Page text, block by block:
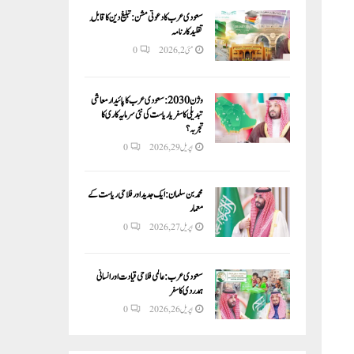
سعودی عرب کا دعوتی مشن: تبلیغ دین کا قابلِ
تقلید کارنامہ
مئی 2, 2026 0
وژن 2030:سعودی عرب کا پائیدار معاشی
تبدیلی کا سفر یا ریاست کی نئی سرمایہ کاری کا
تجربہ؟
اپریل 29, 2026 0
محمد بن سلمان: ایک جدید اور فلاحی ریاست کے
معمار
اپریل 27, 2026 0
سعودی عرب: عالمی فلاحی قیادت اور انسانی
ہمدردی کا سفر
اپریل 26, 2026 0